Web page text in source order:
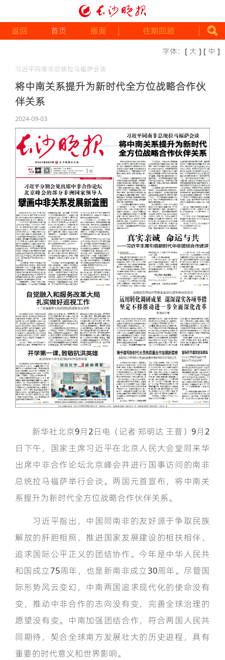
返回 首页 版面 往期回顾
字体： [ 大 ] [ 中 ]
习近平同南非总统拉马福萨会谈
将中南关系提升为新时代全方位战略合作伙
伴关系
2024-09-03
新华社北京9月2日电（记者 郑明达 王普）9月2
日下午，国家主席习近平在北京人民大会堂同来华
出席中非合作论坛北京峰会并进行国事访问的南非
总统拉马福萨举行会谈。两国元首宣布，将中南关
系提升为新时代全方位战略合作伙伴关系。
习近平指出，中国同南非的友好源于争取民族
解放的肝胆相照、推进国家发展建设的相扶相伴、
追求国际公平正义的团结协作。今年是中华人民共
和国成立75周年，也是新南非成立30周年。尽管国
际形势风云变幻，中南两国追求现代化的使命没有
变，推动中非合作的志向没有变，完善全球治理的
愿望没有变。中南加强团结合作，符合两国人民共
同期待，契合全球南方发展壮大的历史进程，具有
重要的时代意义和世界影响。